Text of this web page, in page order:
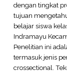
dengan tingkat
tujuan
belajar siswa
Indramayu
Penelitian ini
termasuk jenis
crossectional.